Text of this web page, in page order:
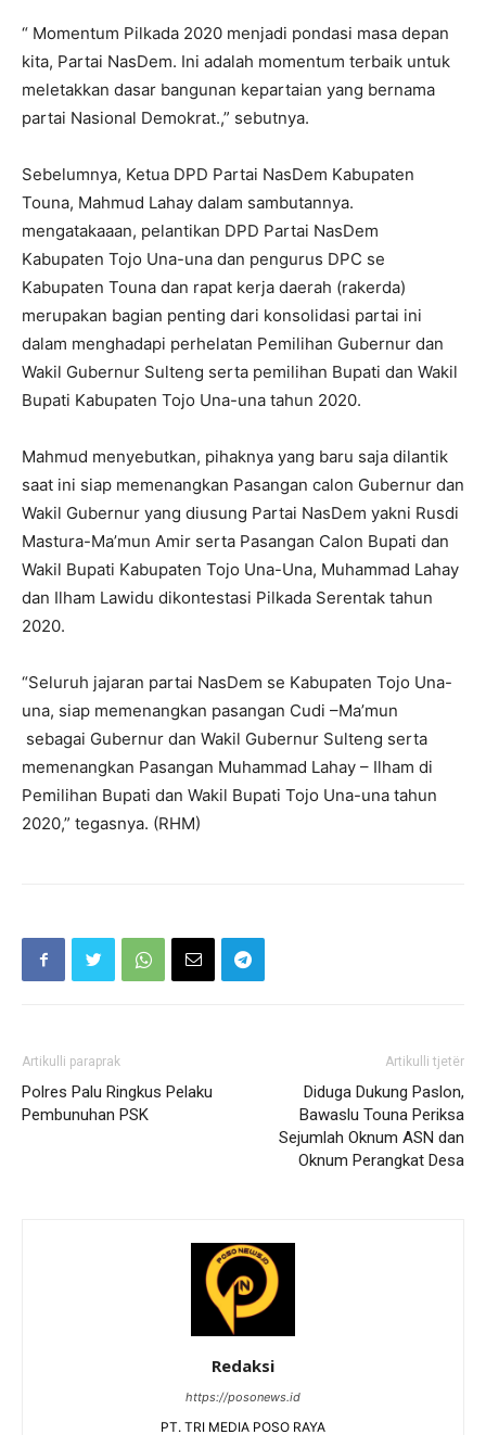
“ Momentum Pilkada 2020 menjadi pondasi masa depan
kita, Partai NasDem. Ini adalah momentum terbaik untuk
meletakkan dasar bangunan kepartaian yang bernama
partai Nasional Demokrat.,” sebutnya.
Sebelumnya, Ketua DPD Partai NasDem Kabupaten
Touna, Mahmud Lahay dalam sambutannya.
mengatakaaan, pelantikan DPD Partai NasDem
Kabupaten Tojo Una-una dan pengurus DPC se
Kabupaten Touna dan rapat kerja daerah (rakerda)
merupakan bagian penting dari konsolidasi partai ini
dalam menghadapi perhelatan Pemilihan Gubernur dan
Wakil Gubernur Sulteng serta pemilihan Bupati dan Wakil
Bupati Kabupaten Tojo Una-una tahun 2020.
Mahmud menyebutkan, pihaknya yang baru saja dilantik
saat ini siap memenangkan Pasangan calon Gubernur dan
Wakil Gubernur yang diusung Partai NasDem yakni Rusdi
Mastura-Ma’mun Amir serta Pasangan Calon Bupati dan
Wakil Bupati Kabupaten Tojo Una-Una, Muhammad Lahay
dan Ilham Lawidu dikontestasi Pilkada Serentak tahun
2020.
“Seluruh jajaran partai NasDem se Kabupaten Tojo Una-
una, siap memenangkan pasangan Cudi –Ma’mun
sebagai Gubernur dan Wakil Gubernur Sulteng serta
memenangkan Pasangan Muhammad Lahay – Ilham di
Pemilihan Bupati dan Wakil Bupati Tojo Una-una tahun
2020,” tegasnya. (RHM)
Artikulli paraprak
Polres Palu Ringkus Pelaku
Pembunuhan PSK
Artikulli tjetër
Diduga Dukung Paslon,
Bawaslu Touna Periksa
Sejumlah Oknum ASN dan
Oknum Perangkat Desa
Redaksi
https://posonews.id
PT. TRI MEDIA POSO RAYA